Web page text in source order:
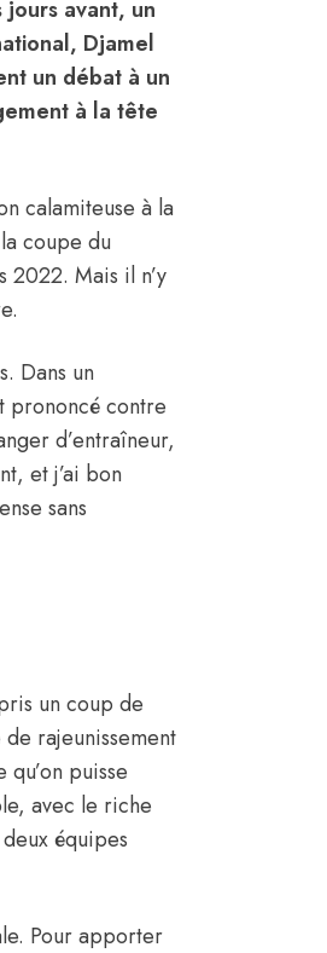
avant, un
Djamel
un débat à un
à la tête
calamiteuse à la
coupe du
2022. Mais il n’y
Dans un
prononcé contre
d’entraîneur,
et j’ai bon
sans
un coup de
rajeunissement
puisse
avec le riche
équipes
Pour apporter